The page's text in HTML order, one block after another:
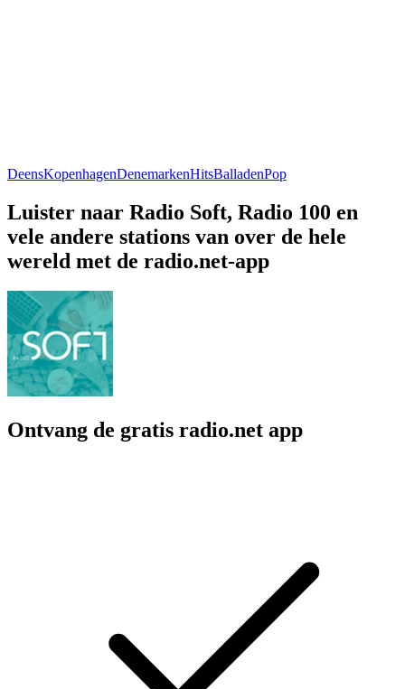
DeensKopenhagenDenemarkenHitsBalladenPop
Luister naar Radio Soft, Radio 100 en
vele andere stations van over de hele
wereld met de radio.net-app
Ontvang de gratis radio.net app